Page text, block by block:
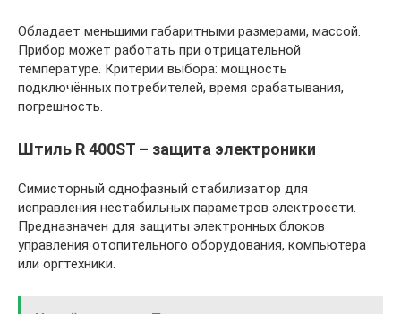
Обладает меньшими габаритными размерами, массой.
Прибор может работать при отрицательной
температуре. Критерии выбора: мощность
подключённых потребителей, время срабатывания,
погрешность.
Штиль R 400ST – защита электроники
Симисторный однофазный стабилизатор для
исправления нестабильных параметров электросети.
Предназначен для защиты электронных блоков
управления отопительного оборудования, компьютера
или оргтехники.